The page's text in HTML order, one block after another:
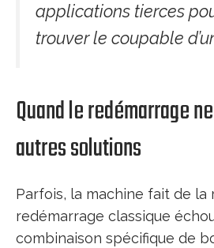
applications tierces
trouver le coupable
Quand le redémarrage
autres solutions
Parfois, la machine fait de la
redémarrage classique
combinaison spécifique de